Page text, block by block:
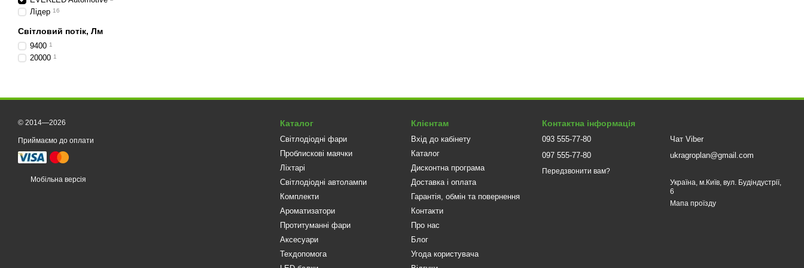
Лідер 16
Світловий потік, Лм
9400 1
20000 1
© 2014—2026
Приймаємо до оплати
Мобільна версія
Каталог
Світлодіодні фари
Проблискові маячки
Ліхтарі
Світлодіодні автолампи
Комплекти
Ароматизатори
Протитуманні фари
Аксесуари
Техдопомога
Клієнтам
Вхід до кабінету
Каталог
Дисконтна програма
Доставка і оплата
Гарантія, обмін та повернення
Контакти
Про нас
Блог
Угода користувача
Контактна інформація
093 555-77-80
097 555-77-80
Передзвонити вам?
Чат Viber
ukragroplan@gmail.com
Україна, м.Київ, вул. Будіндустрії,
6
Мапа проїзду